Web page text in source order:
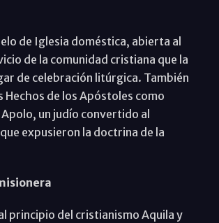
de Iglesia doméstica, abierta al
de la comunidad cristiana que la
de celebración litúrgica. También
Hechos de los Apóstoles como
un judío convertido al
expusieron la doctrina de la
principio del cristianismo Aquila y